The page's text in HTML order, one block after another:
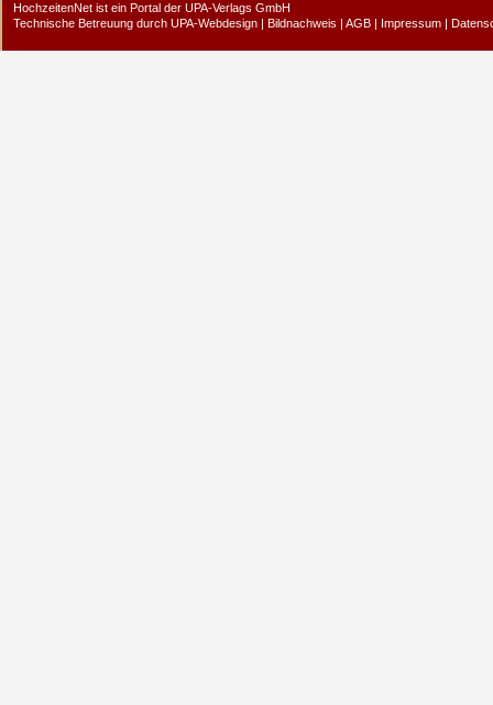
HochzeitenNet ist ein Portal der UPA-Verlags GmbH
Technische Betreuung durch UPA-Webdesign | Bildnachweis | AGB | Impressum |